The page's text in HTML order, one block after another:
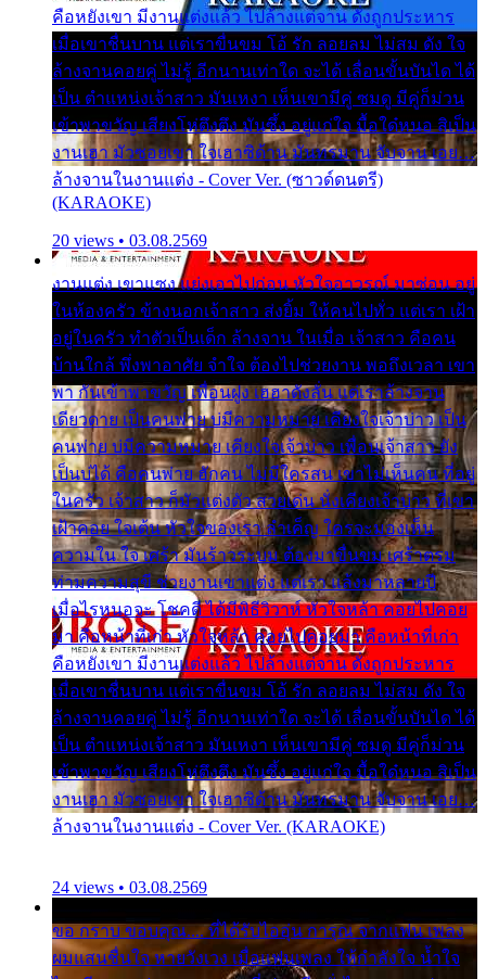
คือหยังเขา มีงานแต่งแล้ว ไปล้างแต่จาน ดั่งถูกประหาร
เมื่อเขาชื่นบาน แต่เราขื่นขม โอ้ รัก ลอยลม ไม่สม ดัง ใจ
ล้างจานคอยคู่ ไม่รู้ อีกนานเท่าใด จะได้ เลื่อนขั้นบันได ได้
เป็น ตำแหน่งเจ้าสาว มันเหงา เห็นเขามีคู่ ซมดู มีคู่ก็ม่วน
เข้าพาขวัญ เสียงโห่ตึงตึง มันซึ้ง อยู่แก่ใจ มื้อใด๋หนอ สิเป็น
งานเฮา มัวซอยเขา ใจเฮาซิด้าน มันทรมาน จับจาน เอย…
ล้างจานในงานแต่ง - Cover Ver. (ซาวด์ดนตรี)
(KARAOKE)
20 views • 03.08.2569
งานแต่ง เขาแซง แย่งเอาไปก่อน หัวใจอาวรณ์ มาซ่อน อยู่
ในห้องครัว ข้างนอกเจ้าสาว ส่งยิ้ม ให้คนไปทั่ว แต่เรา เฝ้า
อยู่ในครัว ทำตัวเป็นเด็ก ล้างจาน ในเมื่อ เจ้าสาว คือคน
บ้านใกล้ พึ่งพาอาศัย จำใจ ต้องไปช่วยงาน พอถึงเวลา เขา
พา กันเข้าพาขวัญ เพื่อนฝูง เฮฮาดังลั่น แต่เราล้างจาน
เดียวดาย เป็นคนพ่าย บ่มีความหมาย เคียงใจเจ้าบ่าว เป็น
คนพ่าย บ่มีความหมาย เคียงใจเจ้าบ่าว เพื่อนเจ้าสาว ยัง
เป็นบ่ได้ คือคนพ่าย ฮักคน ไม่มีใครสน เขาไม่เห็นคน ที่อยู่
ในครัว เจ้าสาว ก็มัวแต่งตัว สวยเด่น นั่งเคียงเจ้าบ่าว ที่เขา
เฝ้าคอย ใจเต้น หัวใจของเรา ลำเค็ญ ใครจะมองเห็น
ความใน ใจ เศร้า มันร้าวระบม ต้องมาขื่นขม เศร้าตรม
ท่ามความสุขี ช่วยงานเขาแต่ง แต่เรา แล้งมาหลายปี
เมื่อไรหนอจะ โชคดี ได้มีพิธีวิวาห์ หัวใจหล้า คอยไปคอย
มา คือหน้าที่เก่า หัวใจหล้า คอยไปคอยมา คือหน้าที่เก่า
คือหยังเขา มีงานแต่งแล้ว ไปล้างแต่จาน ดั่งถูกประหาร
เมื่อเขาชื่นบาน แต่เราขื่นขม โอ้ รัก ลอยลม ไม่สม ดัง ใจ
ล้างจานคอยคู่ ไม่รู้ อีกนานเท่าใด จะได้ เลื่อนขั้นบันได ได้
เป็น ตำแหน่งเจ้าสาว มันเหงา เห็นเขามีคู่ ซมดู มีคู่ก็ม่วน
เข้าพาขวัญ เสียงโห่ตึงตึง มันซึ้ง อยู่แก่ใจ มื้อใด๋หนอ สิเป็น
งานเฮา มัวซอยเขา ใจเฮาซิด้าน มันทรมาน จับจาน เอย…
ล้างจานในงานแต่ง - Cover Ver. (KARAOKE)
24 views • 03.08.2569
ขอ กราบ ขอบคุณ.... ที่ได้รับไออุ่น การุณ จากแฟน เพลง
ผมแสนชื่นใจ หายวังเวง เมื่อแฟนเพลง ให้กำลังใจ น้ำใจ